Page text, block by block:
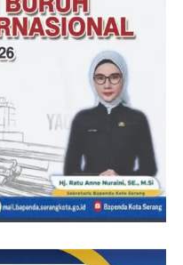
dikenal dunia. Makanya
besar di Banten itu bisa
Ma’ruf Amin sebagai
mengucapkan
elemen baik di tingkat
menambah semangat
holder akan bersinergi
makro.